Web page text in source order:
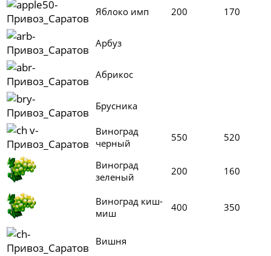
Яблоко имп 200 170
Арбуз
Абрикос
Брусника
Виноград
черный
550 520
Виноград
зеленый
200 160
Виноград киш-
миш
400 350
Вишня